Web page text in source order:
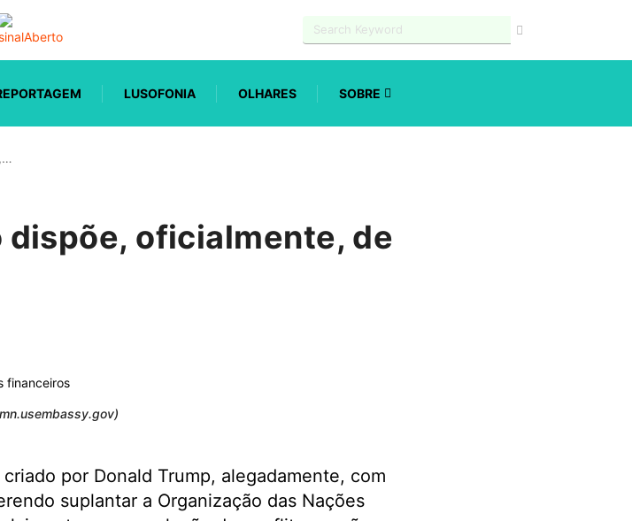
LUSOFONIA OLHARES SOBRE
dispõe, oficialmente, de
por Donald Trump, alegadamente, com
suplantar a Organização das Nações